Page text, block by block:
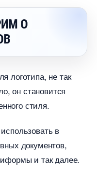
О
логотипа, не так
он становится
стиля.
использовать
документов,
и так далее.